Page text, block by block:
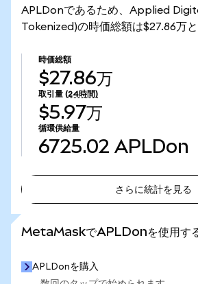
APLDonであるため、Applied
Tokenized)の時価総額は$27.86万と
時価総額
$27.86万
取引量 (24時間)
$5.97万
循環供給量
6725.02 APLDon
さらに統計を見る
MetaMaskでAPLDonを使用す
APLDonを購入